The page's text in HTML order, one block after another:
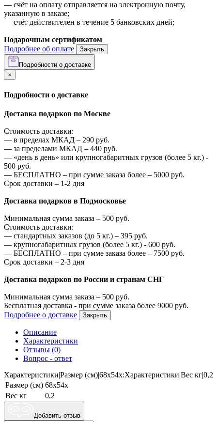
— счёт на оплату отправляется на электронную почту,
указанную в заказе;
— счёт действителен в течение 5 банковских дней;
Подарочным сертификатом
Подробнее об оплате
Закрыть
Подробности о доставке
×
Подробности о доставке
Доставка подарков по Москве
Стоимость доставки:
— в пределах МКАД – 290 руб.
— за пределами МКАД – 440 руб.
— «день в день» или крупногабаритных грузов (более 5 кг.) -
500 руб.
— БЕСПЛАТНО – при сумме заказа более – 5000 руб.
Срок доставки – 1-2 дня
Доставка подарков в Подмосковье
Минимальная сумма заказа – 500 руб.
Стоимость доставки:
— стандартных заказов (до 5 кг.) – 395 руб.
— крупногабаритных грузов (более 5 кг.) - 600 руб.
— БЕСПЛАТНО – при сумме заказа более – 7500 руб.
Срок доставки – 2-3 дня
Доставка подарков по России и странам СНГ
Минимальная сумма заказа – 500 руб.
Бесплатная доставка - при сумме заказа более 9000 руб.
Подробнее о доставке
Закрыть
Описание
Характеристики
Отзывы (0)
Вопрос - ответ
Характеристики|Размер (см)|68x54x:Характеристики|Вес кг|0,2
Размер (см) 68x54x
Вес кг
0,2
Добавить отзыв